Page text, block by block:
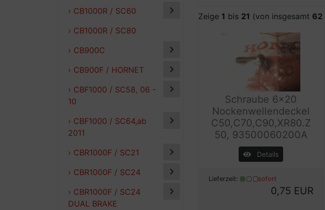
› CB1000R / SC60
› CB1000R / SC80
› CB900C
› CB900F / HORNET
› CBF1000 / SC58, 06 -
10
› CBF1000 / SC64,ab
2011
› CBR1000F / SC21
› CBR1000F / SC24
› CBR1000F / SC24
DUAL BRAKE
Zeige 1 bis 21 (von insgesamt 62
Schraube 6x20
Nockenwellendeckel
C50,C70,C90,XR80.Z
50, 93500060200A
Details
Lieferzeit: sofort
0,75 EUR